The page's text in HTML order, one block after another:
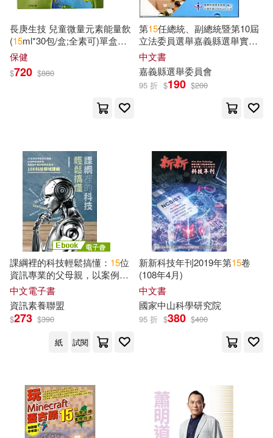
ななみあいす(28)
中國地質災害防治工程行業協會(2
侯振華(28)
勞工委員會勞工安全衛生研究所(2
Ames(27)
Azel(27)
Birthday Passion(27)
Designs(27) Morris(27)
Ph.D.(27) Years(27)
プレステージ出版(写真集)(27)
賴世雄(27) Christopher(26)
中國商業出版社(166)
交通部運輸研究所(157)
四川科學技術出版社(154)
地質出版社(154)
鄭州大學出版社(154)
華東師範大學出版社(152)
江蘇大學出版社(150)
東北大學出版社(149)
長庚生技 兒童微量元素能量飲
(15ml*30包/盒;全素可)單盒就
免運
保健
$720 $880
第15任總統、副總統暨第10屆
立法委員選舉嘉義縣選舉實錄
(光碟)
中文書
嘉義縣選舉委員會
95 折 $190 $200
課綱裡的科技輕鬆搞懂： 15位
資訊專業的父母親，以案例和
說故事為國高中重新解構及釐
清108科技領域課綱 (電子書)
中文電子書
資訊素養聯盟
$273 $390
紙
試閱
新新科技年刊2019年第15卷
(108年4月)
中文書
國家中山科學研究院
95 折 $380 $400